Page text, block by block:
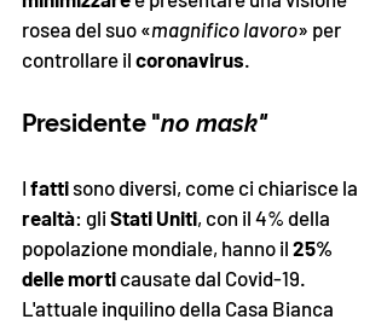
rosea del suo «magnifico lavoro» per
controllare il coronavirus.
Presidente "no mask"
I fatti sono diversi, come ci chiarisce la
realtà: gli Stati Uniti, con il 4% della
popolazione mondiale, hanno il 25%
delle morti causate dal Covid-19.
L'attuale inquilino della Casa Bianca